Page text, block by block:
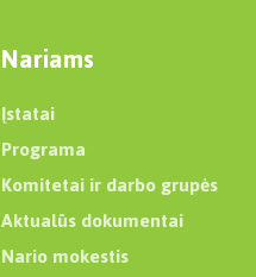
Nariams
Įstatai
Programa
Komitetai ir darbo grupės
Aktualūs dokumentai
Nario mokestis